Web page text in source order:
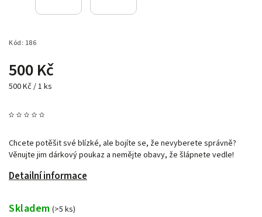
Kód: 186
500 Kč
500 Kč / 1 ks
Chcete potěšit své blízké, ale bojíte se, že nevyberete správně?
Věnujte jim dárkový poukaz a nemějte obavy, že šlápnete vedle!
Detailní informace
Skladem (>5 ks)